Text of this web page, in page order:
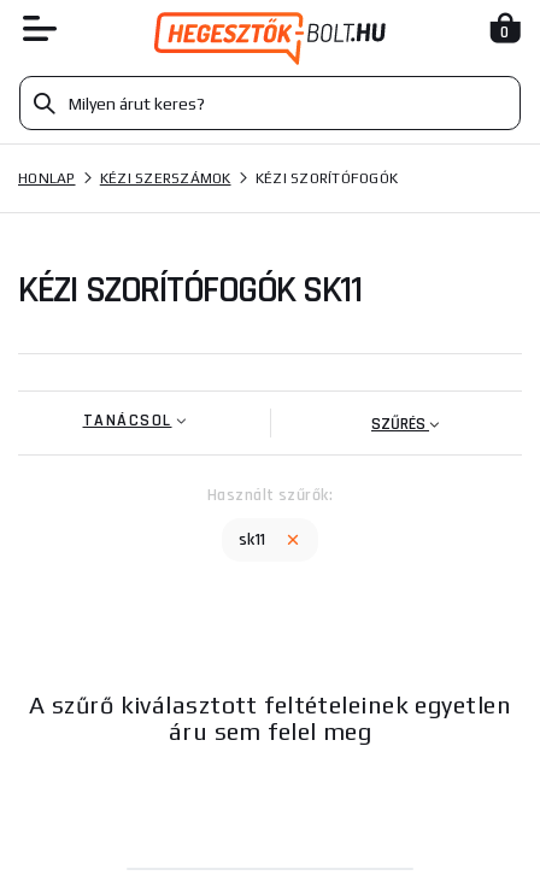
0
HONLAP KÉZI SZERSZÁMOK KÉZI SZORÍTÓFOGÓK
KÉZI SZORÍTÓFOGÓK SK11
TANÁCSOL SZŰRÉS
Használt szűrők:
sk11
A szűrő kiválasztott feltételeinek egyetlen
áru sem felel meg